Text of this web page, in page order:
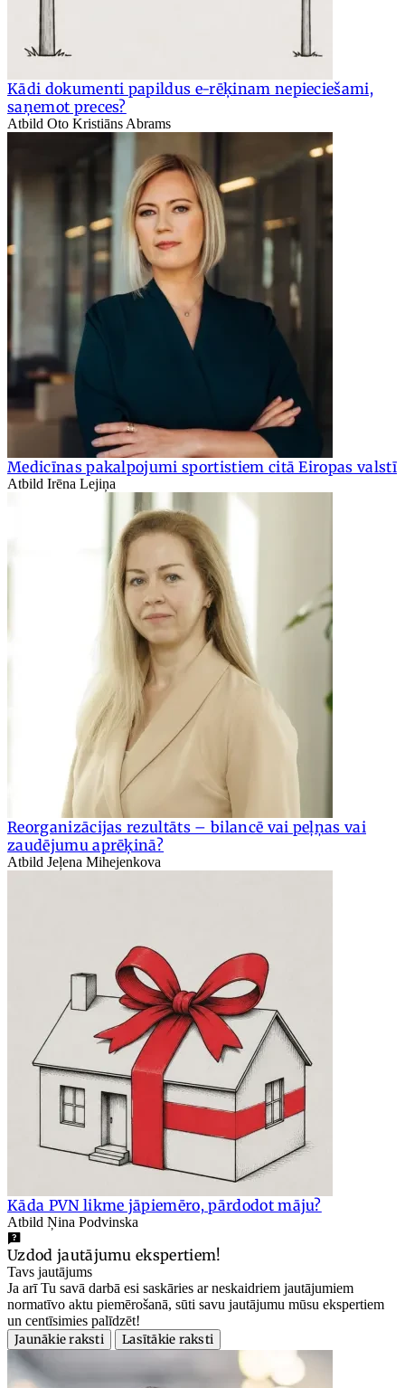
Kādi dokumenti papildus e-rēķinam nepieciešami,
saņemot preces?
Atbild Oto Kristiāns Abrams
Medicīnas pakalpojumi sportistiem citā Eiropas valstī
Atbild Irēna Lejiņa
Reorganizācijas rezultāts – bilancē vai peļņas vai
zaudējumu aprēķinā?
Atbild Jeļena Mihejenkova
Kāda PVN likme jāpiemēro, pārdodot māju?
Atbild Ņina Podvinska
Uzdod jautājumu ekspertiem!
Tavs jautājums
Ja arī Tu savā darbā esi saskāries ar neskaidriem jautājumiem
normatīvo aktu piemērošanā, sūti savu jautājumu mūsu ekspertiem
un centīsimies palīdzēt!
Jaunākie raksti
Lasītākie raksti